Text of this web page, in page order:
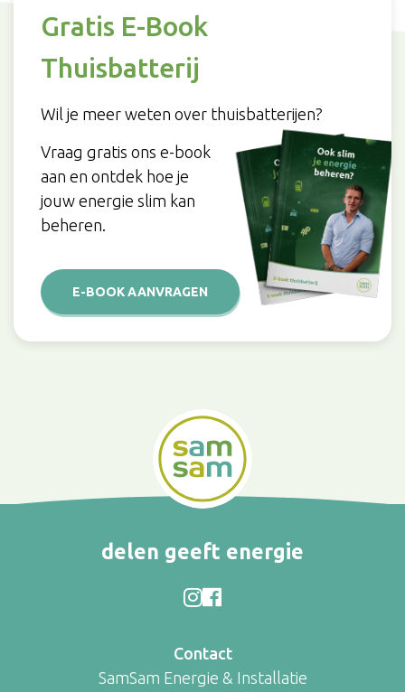
Gratis E-Book
Thuisbatterij
Wil je meer weten over thuisbatterijen?
Vraag gratis ons e-book
aan en ontdek hoe je
jouw energie slim kan
beheren.
E-BOOK AANVRAGEN
delen geeft energie
Contact
SamSam Energie & Installatie